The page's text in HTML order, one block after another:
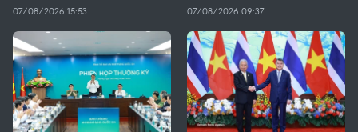
07/08/2026 15:53 07/08/2026 09:37